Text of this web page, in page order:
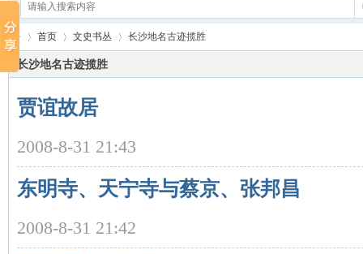
›
首页
›
文史书丛 长沙地名古迹揽胜
长沙地名古迹揽胜
贾谊故居
2008-8-31 21:43
东明寺、天宁寺与蔡京、张邦昌
2008-8-31 21:42